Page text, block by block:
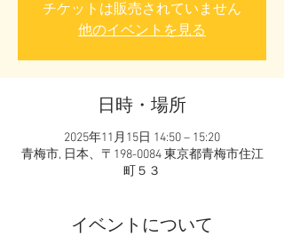
チケットは販売されていません
他のイベントを見る
日時・場所
2025年11月15日 14:50 – 15:20
青梅市, 日本、〒198-0084 東京都青梅市住江
町５３
イベントについて